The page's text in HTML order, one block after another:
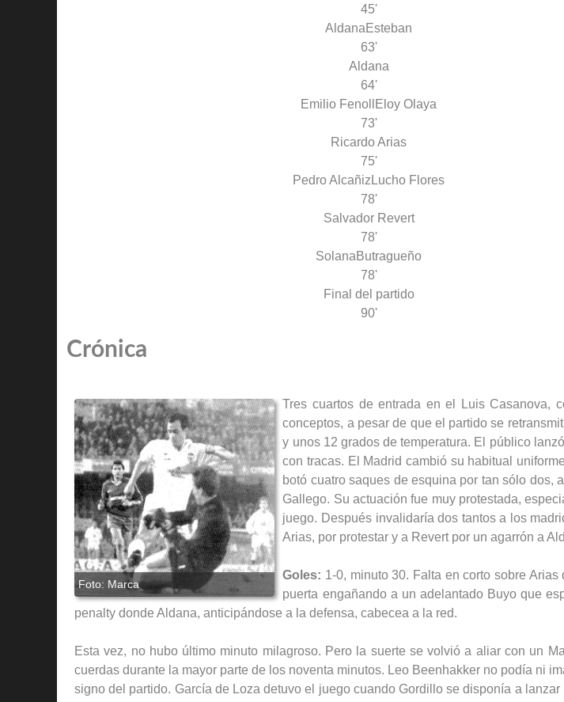
45'
Aldana Esteban
63'
Aldana
64'
Emilio Fenoll
Eloy Olaya
73'
Ricardo Arias
75'
Pedro Alcañiz Lucho Flores
78'
Salvador Revert
78'
Solana Butragueño
78'
Final del partido
90'
Crónica
Tres cuartos de entrada en el Luis Casanova,
conceptos, a pesar de que el partido se
y unos 12 grados de temperatura. El público
con tracas. El Madrid cambió su habitual
botó cuatro saques de esquina por tan sólo dos,
Gallego. Su actuación fue muy protestada,
juego. Después invalidaría dos tantos a los
Arias, por protestar y a Revert por un agarrón a
Goles: 1-0, minuto 30. Falta en corto sobre
puerta engañando a un adelantado Buyo que
penalty donde Aldana, anticipándose a la defensa, cabecea a la red.
Esta vez, no hubo último minuto milagroso. Pero la suerte se volvió a aliar con un
cuerdas durante la mayor parte de los noventa minutos. Leo Beenhakker no podía ni
signo del partido. García de Loza detuvo el juego cuando Gordillo se disponía a